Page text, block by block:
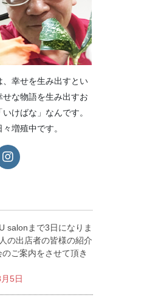
幸せを生み出すとい
な物語を生み出すお
けばな」なんです。
増殖中です。
salonまで3日になりま
の出店者の皆様の紹介
のご案内をさせて頂き
5日